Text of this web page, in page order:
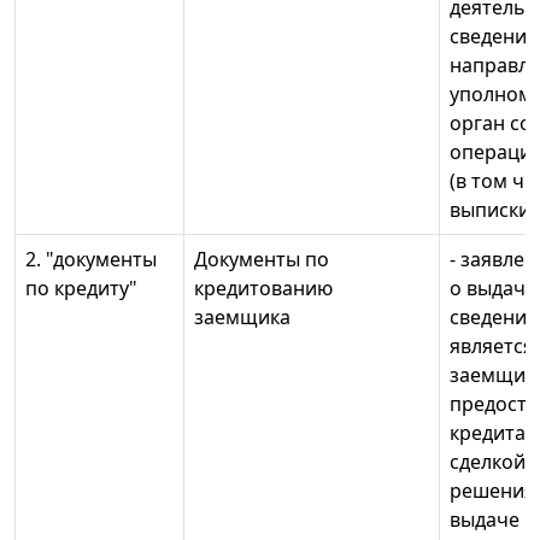
орган
(в том
выписки).
2. "документы
по кредиту"
Документы по
кредитованию
заемщика
-
о выдаче
кредита
сделкой;
решения
выдаче